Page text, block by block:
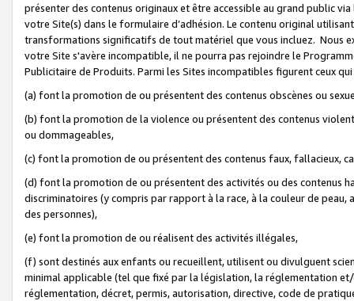
présenter des contenus originaux et être accessible au grand public
votre Site(s) dans le formulaire d’adhésion. Le contenu original
transformations significatifs de tout matériel que vous incluez. Nous
votre Site s'avère incompatible, il ne pourra pas rejoindre le
Publicitaire de Produits. Parmi les Sites incompatibles figurent ceux
(a) font la promotion de ou présentent des contenus obscènes ou
(b) font la promotion de la violence ou présentent des contenus
ou dommageables,
(c) font la promotion de ou présentent des contenus faux, fallacieux,
(d) font la promotion de ou présentent des activités ou des contenus
discriminatoires (y compris par rapport à la race, à la couleur de
des personnes),
(e) font la promotion de ou réalisent des activités illégales,
(f) sont destinés aux enfants ou recueillent, utilisent ou divulguent
minimal applicable (tel que fixé par la législation, la réglementation
réglementation, décret, permis, autorisation, directive, code de